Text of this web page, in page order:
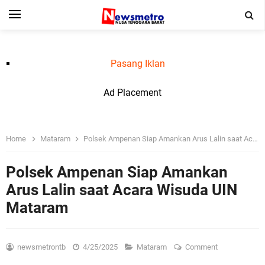
Pasang Iklan
Ad Placement
Home Mataram Polsek Ampenan Siap Amankan Arus Lalin saat Acara Wisuda UIN Mataram
Polsek Ampenan Siap Amankan
Arus Lalin saat Acara Wisuda UIN
Mataram
newsmetrontb 4/25/2025 Mataram Comment